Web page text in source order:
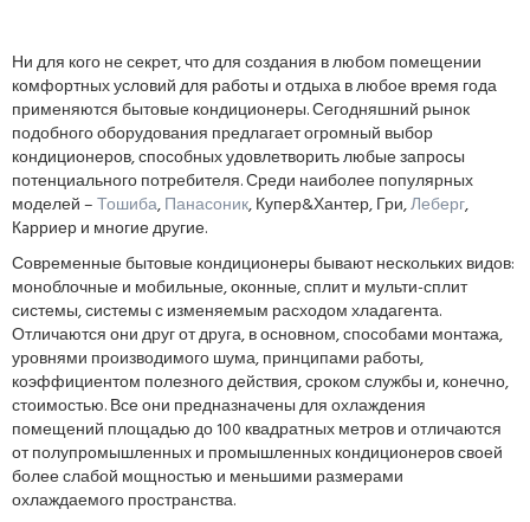
Ни для кого не секрет, что для создания в любом помещении
комфортных условий для работы и отдыха в любое время года
применяются бытовые кондиционеры. Сегодняшний рынок
подобного оборудования предлагает огромный выбор
кондиционеров, способных удовлетворить любые запросы
потенциального потребителя. Среди наиболее популярных
моделей –Тошиба,Панасоник, Купер&Хантер, Гри,Леберг,
Кaрриер и многие другие.
Современные бытовые кондиционеры бывают нескольких видов:
моноблочные и мобильные, оконные, сплит и мульти-сплит
системы, системы с изменяемым расходом хладагента.
Отличаются они друг от друга, в основном, способами монтажа,
уровнями производимого шума, принципами работы,
коэффициентом полезного действия, сроком службы и, конечно,
стоимостью. Все они предназначены для охлаждения
помещений площадью до 100 квадратных метров и отличаются
от полупромышленных и промышленных кондиционеров своей
более слабой мощностью и меньшими размерами
охлаждаемого пространства.